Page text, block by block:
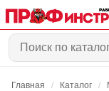
Главная / Каталог /